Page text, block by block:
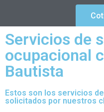
Servicios de
ocupacional
Bautista
Estos son los servicios
solicitados por nuestros